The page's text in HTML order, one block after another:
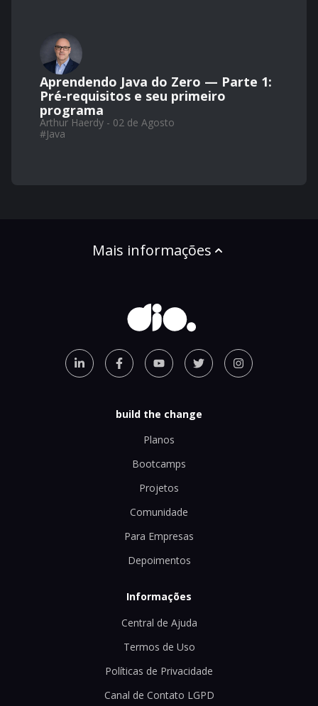
Aprendendo Java do Zero — Parte 1:
Pré-requisitos e seu primeiro
programa
Arthur Haerdy - 02 de Agosto
#Java
Mais informações
build the change
Planos
Bootcamps
Projetos
Comunidade
Para Empresas
Depoimentos
Informações
Central de Ajuda
Termos de Uso
Políticas de Privacidade
Canal de Contato LGPD